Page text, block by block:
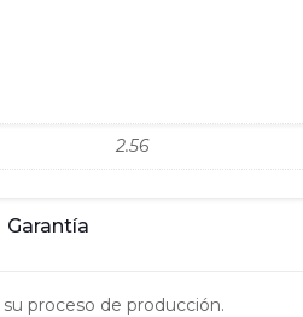
2.56
Garantía
proceso de producción.